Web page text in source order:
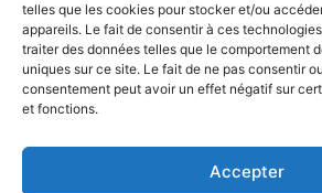
telles que les cookies pour stocker et/ou
appareils. Le fait de consentir à ces
traiter des données telles que le comportement
uniques sur ce site. Le fait de ne pas consentir
consentement peut avoir un effet négatif sur
et fonctions.
Accepter
BILLET 1 SUR 10
Ticket non encore